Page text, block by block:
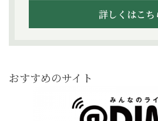
詳しくはこち
おすすめのサイト